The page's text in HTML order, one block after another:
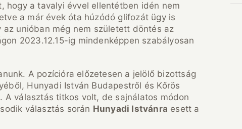
hogy a tavalyi évvel ellentétben idén nem
a már évek óta húzódó glifozát ügy is
unióban még nem született döntés az
2023.12.15-ig mindenképpen szabályosan
A pozícióra előzetesen a jelölő bizottság
Hunyadi István Budapestről és Kőrös
A választás titkos volt, de sajnálatos módon
választás során Hunyadi Istvánra esett a